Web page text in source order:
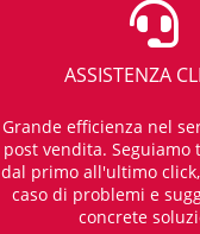
ASSISTENZA
Grande efficienza nel
post vendita.
dal primo all'ultimo
caso di problemi e
concrete